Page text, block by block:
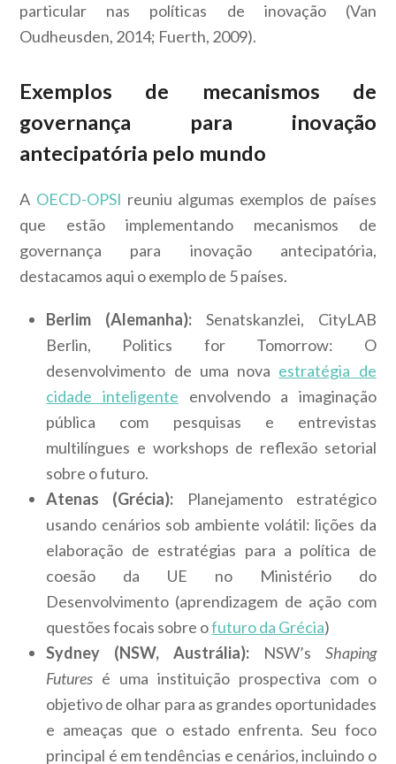
particular nas políticas de inovação (Van
Oudheusden, 2014; Fuerth, 2009).
Exemplos de mecanismos de
governança para inovação
antecipatória pelo mundo
A OECD-OPSI reuniu algumas exemplos de países
que estão implementando mecanismos de
governança para inovação antecipatória,
destacamos aqui o exemplo de 5 países.
Berlim (Alemanha): Senatskanzlei, CityLAB
Berlin, Politics for Tomorrow: O
desenvolvimento de uma nova estratégia de
cidade inteligente envolvendo a imaginação
pública com pesquisas e entrevistas
multilíngues e workshops de reflexão setorial
sobre o futuro.
Atenas (Grécia): Planejamento estratégico
usando cenários sob ambiente volátil: lições da
elaboração de estratégias para a política de
coesão da UE no Ministério do
Desenvolvimento (aprendizagem de ação com
questões focais sobre ofuturo da Grécia)
Sydney (NSW, Austrália): NSW’s Shaping
Futures é uma instituição prospectiva com o
objetivo de olhar para as grandes oportunidades
e ameaças que o estado enfrenta. Seu foco
principal é em tendências e cenários, incluindo o